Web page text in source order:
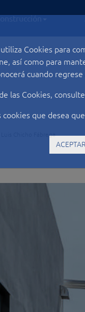
Cookies para
así como para
cuando regrese
las Cookies,
que desea
ACEPTAR
Luis Chicho Fábrega